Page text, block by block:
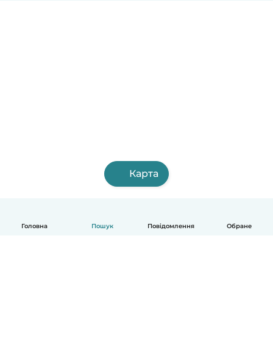
Головна Пошук Повідомлення Обране
Карта